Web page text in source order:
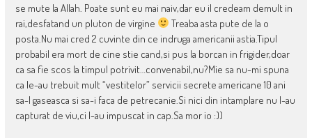
se mute la Allah. Poate sunt eu mai naiv,dar eu il credeam demult in
rai,desfatand un pluton de virgine
Treaba asta pute de la o
posta.Nu mai cred 2 cuvinte din ce indruga americanii astia.Tipul
probabil era mort de cine stie cand,si pus la borcan in frigider,doar
ca sa fie scos la timpul potrivit…convenabil,nu?Mie sa nu-mi spuna
ca le-au trebuit mult “vestitelor” servicii secrete americane 10 ani
sa-l gaseasca si sa-i faca de petrecanie.Si nici din intamplare nu l-au
capturat de viu,ci l-au impuscat in cap.Sa mor io :))